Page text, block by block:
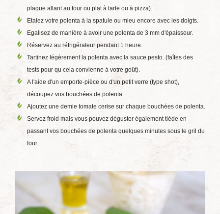
plaque allant au four ou plat à tarte ou à pizza).
Etalez votre polenta à la spatule ou mieu encore avec les doigts.
Egalisez de manière à avoir une polenta de 3 mm d'épaisseur.
Réservez au réfrigérateur pendant 1 heure.
Tartinez légèrement la polenta avec la sauce pesto. (faîtes des
tests pour qu cela convienne à votre goût).
A l'aide d'un emporte-pièce ou d'un petit verre (type shot),
découpez vos bouchées de polenta.
Ajoutez une demie tomate cerise sur chaque bouchées de polenta.
Servez froid mais vous pouvez déguster également tiède en
passant vos bouchées de polenta quelques minutes sous le gril du
four.